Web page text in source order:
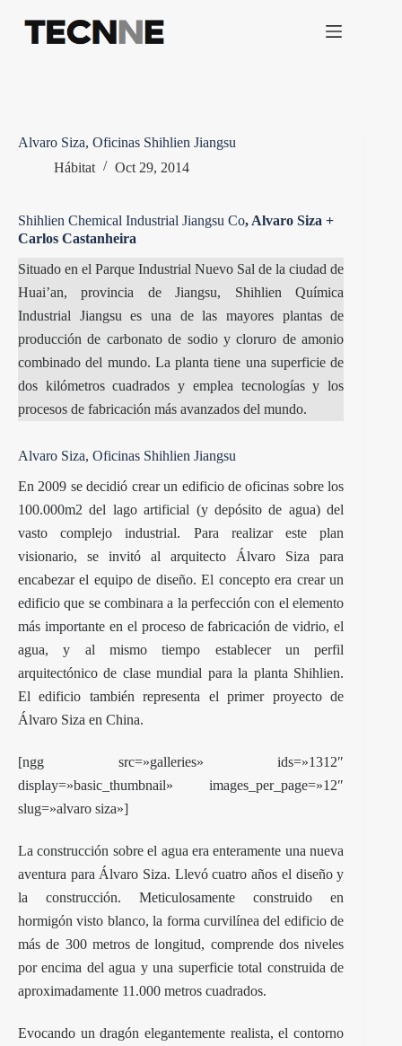
contenido
Alvaro Siza, Oficinas Shihlien Jiangsu
Hábitat
Oct 29, 2014
Shihlien Chemical Industrial Jiangsu Co, Alvaro Siza +
Carlos Castanheira
Situado en el Parque Industrial Nuevo Sal de la ciudad de
Huai’an, provincia de Jiangsu, Shihlien Química
Industrial Jiangsu es una de las mayores plantas de
producción de carbonato de sodio y cloruro de amonio
combinado del mundo. La planta tiene una superficie de
dos kilómetros cuadrados y emplea tecnologías y los
procesos de fabricación más avanzados del mundo.
Alvaro Siza, Oficinas Shihlien Jiangsu
En 2009 se decidió crear un edificio de oficinas sobre los
100.000m2 del lago artificial (y depósito de agua) del
vasto complejo industrial. Para realizar este plan
visionario, se invitó al arquitecto Álvaro Siza para
encabezar el equipo de diseño. El concepto era crear un
edificio que se combinara a la perfección con el elemento
más importante en el proceso de fabricación de vidrio, el
agua, y al mismo tiempo establecer un perfil
arquitectónico de clase mundial para la planta Shihlien.
El edificio también representa el primer proyecto de
Álvaro Siza en China.
[ngg src=»galleries» ids=»1312″
display=»basic_thumbnail» images_per_page=»12″
slug=»alvaro siza»]
La construcción sobre el agua era enteramente una nueva
aventura para Álvaro Siza. Llevó cuatro años el diseño y
la construcción. Meticulosamente construido en
hormigón visto blanco, la forma curvilínea del edificio de
más de 300 metros de longitud, comprende dos niveles
por encima del agua y una superficie total construida de
aproximadamente 11.000 metros cuadrados.
Evocando un dragón elegantemente realista, el contorno